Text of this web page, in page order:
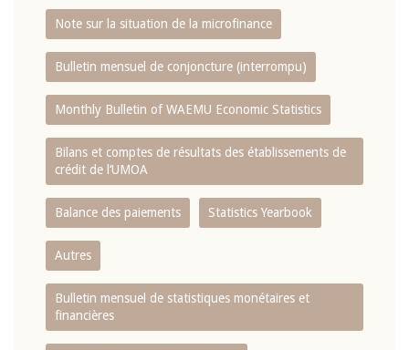
Note sur la situation de la microfinance
Bulletin mensuel de conjoncture (interrompu)
Monthly Bulletin of WAEMU Economic Statistics
Bilans et comptes de résultats des établissements de
crédit de l‘UMOA
Balance des paiements Statistics Yearbook
Autres
Bulletin mensuel de statistiques monétaires et
financières